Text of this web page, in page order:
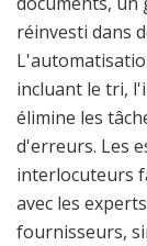
réinvesti dans
incluant le tri,
élimine les
d'erreurs. Les
interlocuteurs
avec les
fournisseurs,